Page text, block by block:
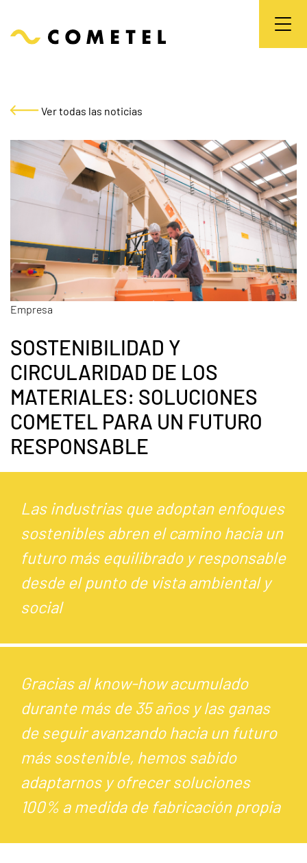
Ver todas las noticias
Empresa
SOSTENIBILIDAD Y
CIRCULARIDAD DE LOS
MATERIALES: SOLUCIONES
COMETEL PARA UN FUTURO
RESPONSABLE
Las industrias que adoptan enfoques
sostenibles abren el camino hacia un
futuro más equilibrado y responsable
desde el punto de vista ambiental y
social
Gracias al know-how acumulado
durante más de 35 años y las ganas
de seguir avanzando hacia un futuro
más sostenible, hemos sabido
adaptarnos y ofrecer soluciones
100% a medida de fabricación propia